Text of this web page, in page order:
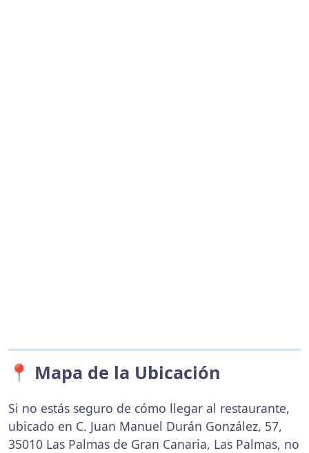
📍 Mapa de la Ubicación
Si no estás seguro de cómo llegar al restaurante,
ubicado en C. Juan Manuel Durán González, 57,
35010 Las Palmas de Gran Canaria, Las Palmas, no